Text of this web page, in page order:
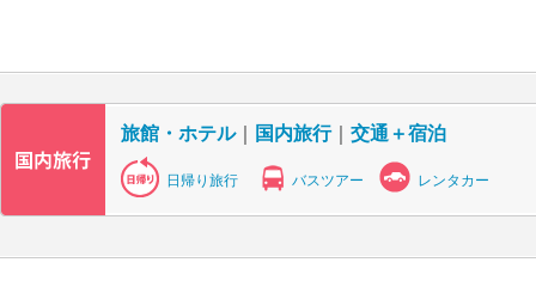
旅館・ホテル｜ 国内旅行｜ 交通＋宿泊
日帰り旅行 バスツアー レンタカー